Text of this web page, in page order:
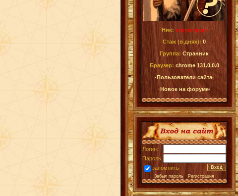
Ник: отсутствует
Стаж (в днях): 0
Группа: Странник
Браузер: chrome 131.0.0.0
·Пользователи сайта·
·Новое на форуме·
Логин:
Пароль:
запомнить
Забыл пароль · Регистрация